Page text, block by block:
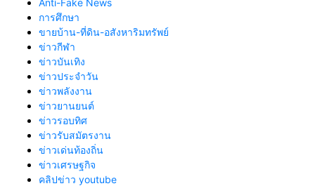
Anti-Fake News
การศึกษา
ขายบ้าน-ที่ดิน-อสังหาริมทรัพย์
ข่าวกีฬา
ข่าวบันเทิง
ข่าวประจำวัน
ข่าวพลังงาน
ข่าวยานยนต์
ข่าวรอบทิศ
ข่าวรับสมัตรงาน
ข่าวเด่นท้องถิ่น
ข่าวเศรษฐกิจ
คลิปข่าว youtube